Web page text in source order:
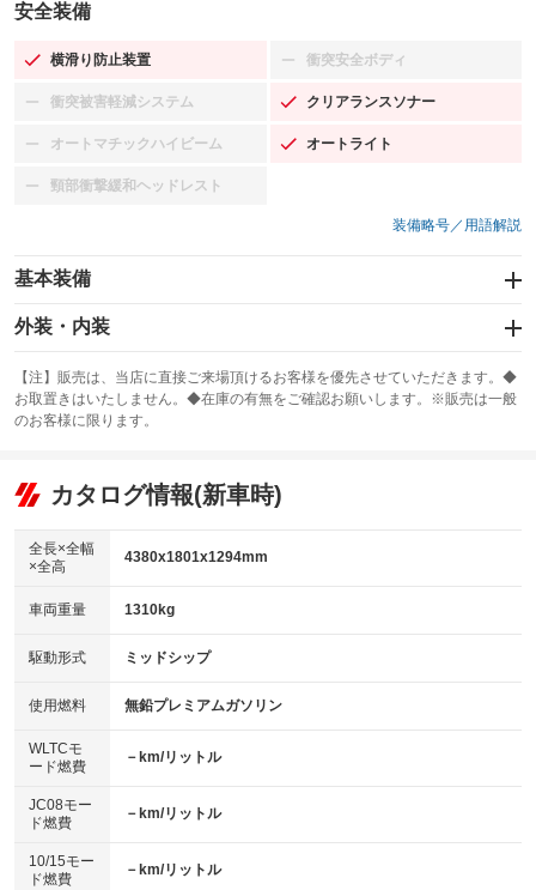
安全装備
横滑り防止装置
：装備あり 衝突安全ボディ
：装備なし
衝突被害軽減システム
：装備なし クリアランスソナー
：装備あり
オートマチックハイビーム
：装備なし オートライト
：装備あり
頸部衝撃緩和ヘッドレスト
：装備なし
装備略号／用語解説
基本装備
エアバッグ：運転席/助手席/サイド
：装備あり
：装備なし
サンルーフ
：装備なし ABS
リフトアップ
：装備なし
：装備なし
パワーウィンドウ
アイドリングストップ
：装備なし
USB入力端子
：装備なし
100V電源
：装備なし
センターデフロック
：装備なし
電動格納ミラー
：装備あり
外装・内装
カーナビ：メモリーナビ他
：装備あり
TV
：装備なし
ビジュアル：-／DVD再生
：装備あり
：装備あり
革シート
キーレス
HID(キセノンライト)
：装備あり
バックカメラ
：装備あり
エアロ
：装備なし
：装備なし
パワーシート
ベンチシート
：装備なし
【注】販売は、当店に直接ご来場頂けるお客様を優先させていただきます。◆
お取置きはいたしません。◆在庫の有無をご確認お願いします。※販売は一般
のお客様に限ります。
カタログ情報(新車時)
全長×全幅
×全高
4380x1801x1294mm
車両重量 1310kg
駆動形式 ミッドシップ
使用燃料 無鉛プレミアムガソリン
WLTCモ
ード燃費
－km/リットル
JC08モー
ド燃費
－km/リットル
10/15モー
ド燃費
－km/リットル